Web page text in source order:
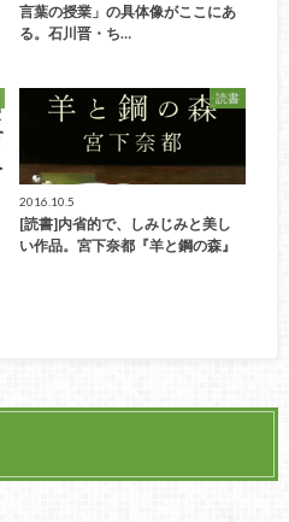
言葉の授業」の具体像がここにあ
る。石川晋・ち…
読書
2016.10.5
[読書]内省的で、しみじみと美し
い作品。宮下奈都『羊と鋼の森』